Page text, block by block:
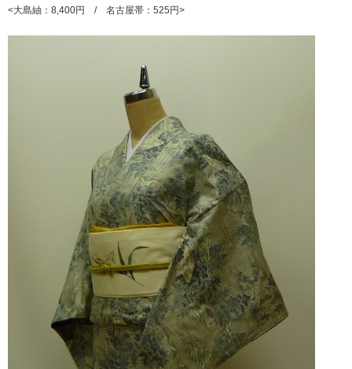
<大島紬：8,400円 / 名古屋帯：525円>